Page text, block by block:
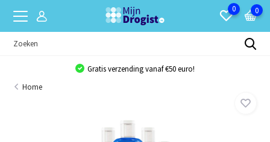
0 0
Gratis verzending vanaf €50 euro!
Home